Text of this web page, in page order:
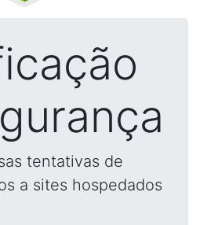
tentativas de
a sites hospedados